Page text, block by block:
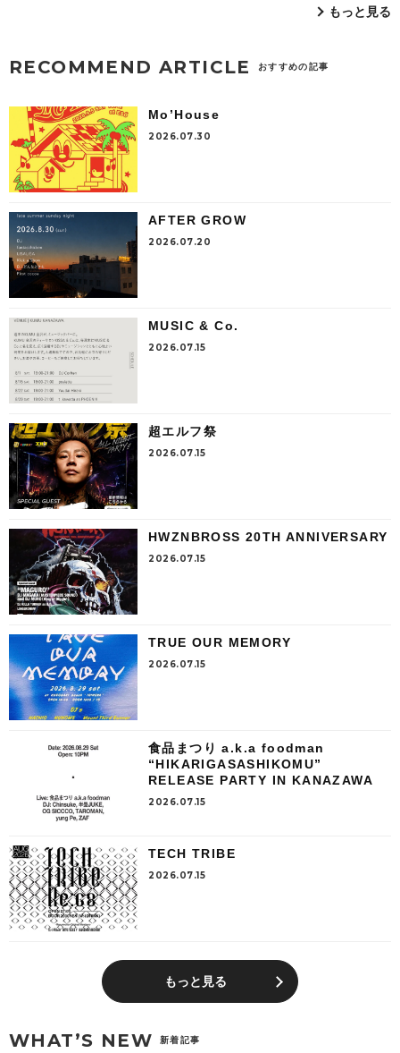
もっと見る
RECOMMEND ARTICLE おすすめの記事
Mo’House
2026.07.30
AFTER GROW
2026.07.20
MUSIC & Co.
2026.07.15
超エルフ祭
2026.07.15
HWZNBROSS 20TH ANNIVERSARY
2026.07.15
TRUE OUR MEMORY
2026.07.15
食品まつり a.k.a foodman
“HIKARIGASASHIKOMU”
RELEASE PARTY IN KANAZAWA
2026.07.15
TECH TRIBE
2026.07.15
もっと見る
WHAT’S NEW 新着記事